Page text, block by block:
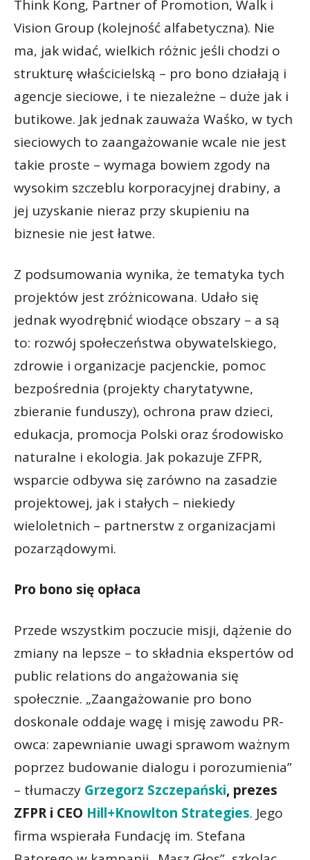
Think Kong, Partner of Promotion, Walk i
Vision Group (kolejność alfabetyczna). Nie
ma, jak widać, wielkich różnic jeśli chodzi o
strukturę właścicielską – pro bono działają i
agencje sieciowe, i te niezależne – duże jak i
butikowe. Jak jednak zauważa Waśko, w tych
sieciowych to zaangażowanie wcale nie jest
takie proste – wymaga bowiem zgody na
wysokim szczeblu korporacyjnej drabiny, a
jej uzyskanie nieraz przy skupieniu na
biznesie nie jest łatwe.
Z podsumowania wynika, że tematyka tych
projektów jest zróżnicowana. Udało się
jednak wyodrębnić wiodące obszary – a są
to: rozwój społeczeństwa obywatelskiego,
zdrowie i organizacje pacjenckie, pomoc
bezpośrednia (projekty charytatywne,
zbieranie funduszy), ochrona praw dzieci,
edukacja, promocja Polski oraz środowisko
naturalne i ekologia. Jak pokazuje ZFPR,
wsparcie odbywa się zarówno na zasadzie
projektowej, jak i stałych – niekiedy
wieloletnich – partnerstw z organizacjami
pozarządowymi.
Pro bono się opłaca
Przede wszystkim poczucie misji, dążenie do
zmiany na lepsze – to składnia ekspertów od
public relations do angażowania się
społecznie. „Zaangażowanie pro bono
doskonale oddaje wagę i misję zawodu PR-
owca: zapewnianie uwagi sprawom ważnym
poprzez budowanie dialogu i porozumienia”
– tłumaczy Grzegorz Szczepański, prezes
ZFPR i CEO Hill+Knowlton Strategies. Jego
firma wspierała Fundację im. Stefana